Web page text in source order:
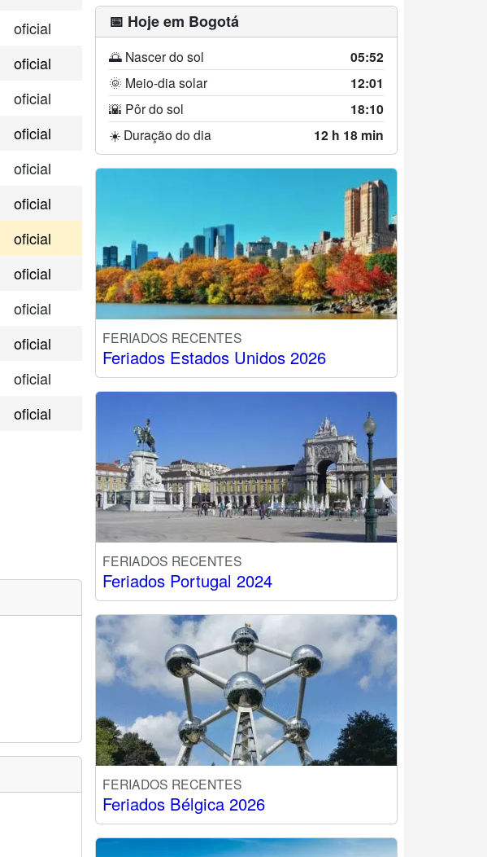
oficial
oficial
oficial
oficial
oficial
oficial
oficial
oficial
oficial
oficial
oficial
oficial
📅 Hoje em Bogotá
🌅 Nascer do sol 05:52
🌞 Meio-dia solar 12:01
🌇 Pôr do sol 18:10
☀️ Duração do dia 12 h 18 min
FERIADOS RECENTES
Feriados Estados Unidos 2026
FERIADOS RECENTES
Feriados Portugal 2024
FERIADOS RECENTES
Feriados Bélgica 2026